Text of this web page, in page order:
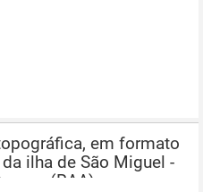
em formato
ilha de São Miguel -
(RAA)